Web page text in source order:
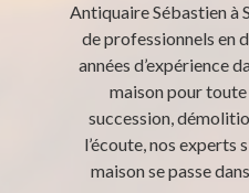
Antiquaire Sébastien à
de professionnels en
années d’expérience
maison pour
succession,
l’écoute, nos experts
maison se passe